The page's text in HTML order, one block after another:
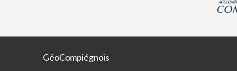
GéoCompiégnois